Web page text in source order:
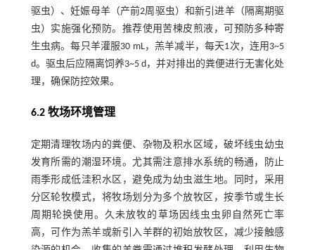
驱虫）、妊娠母羊（产前2周驱虫）和新引进羊（隔离期驱
虫）实施强化预防。推荐使用苦楝皮煎液，可预防多种寄
生虫病。每只羊灌服30 mL，羔羊减半，每天1次，连用3~5
d。驱虫后应隔离饲养3~5 d，并对排出的粪便进行无害化处
理，确保防控效果。
6.2 牧场环境管理
定期清理牧场内的粪便、杂物及积水区域，破坏线虫幼虫
发育所需的潮湿环境。尤其需注意排水系统的畅通，防止
雨季形成低洼积水区，避免成为幼虫滋生地。同时，采用
分区轮牧模式，将牧场划分为多个放牧区，按季节或生长
周期轮换使用。久未放牧的草场因线虫虫卵自然死亡率
高，可作为羔羊或新引入羊群的初始放牧区，减少接触感